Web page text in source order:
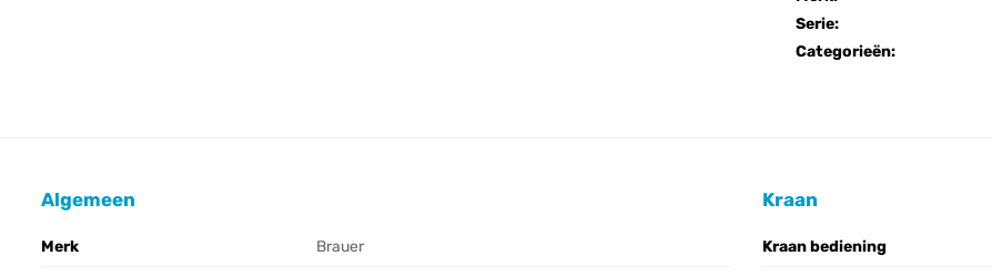
Serie:
Categorieën:
Algemeen
Merk Brauer
Kraan
Kraan bediening